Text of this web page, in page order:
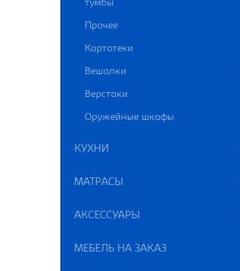
тумбы
Прочее
Картотеки
Вешалки
Верстаки
Оружейные шкафы
КУХНИ
МАТРАСЫ
АКСЕССУАРЫ
МЕБЕЛЬ НА ЗАКАЗ